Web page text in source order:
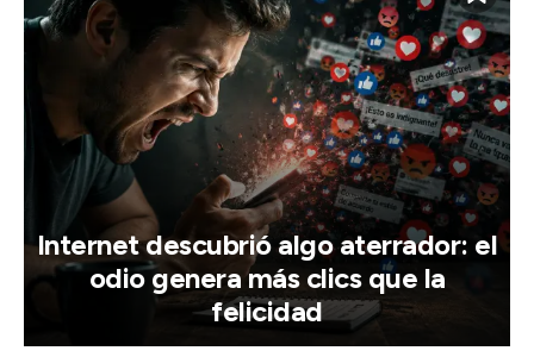
Internet descubrió algo aterrador: el
odio genera más clics que la
felicidad